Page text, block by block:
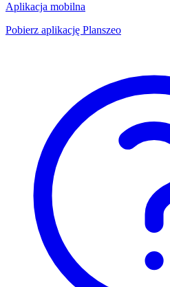
Aplikacja mobilna
Pobierz aplikację Planszeo